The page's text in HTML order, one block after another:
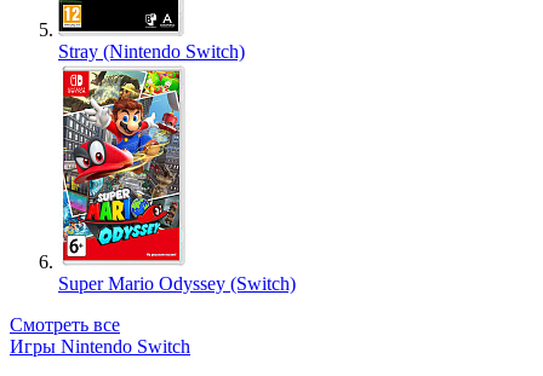
Stray (Nintendo Switch)
Super Mario Odyssey (Switch)
Смотреть все
Игры Nintendo Switch